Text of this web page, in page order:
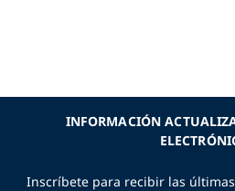
INFORMACIÓN
Inscríbete para recibir las